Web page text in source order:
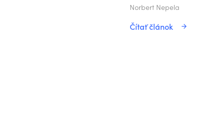
Norbert Nepela
Čítať článok